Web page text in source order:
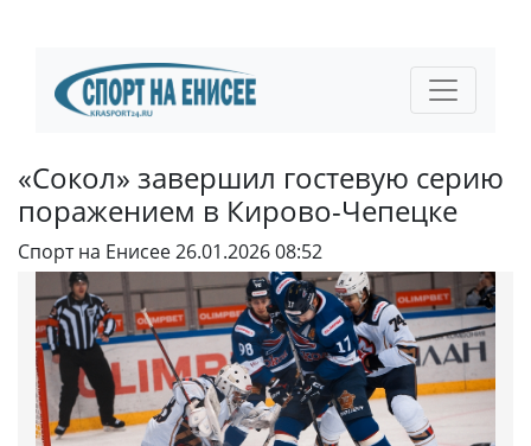
«Сокол» завершил гостевую серию
поражением в Кирово-Чепецке
Спорт на Енисее26.01.2026 08:52